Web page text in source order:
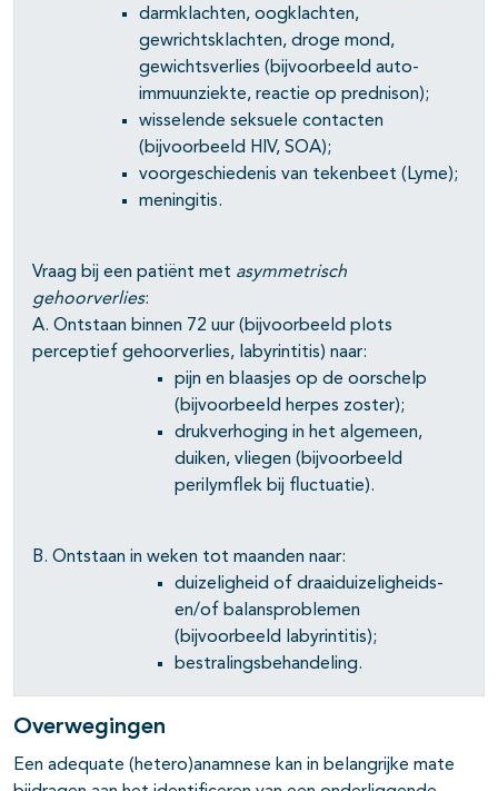
darmklachten, oogklachten,
gewrichtsklachten, droge mond,
gewichtsverlies (bijvoorbeeld auto-
immuunziekte, reactie op prednison);
wisselende seksuele contacten
(bijvoorbeeld HIV, SOA);
voorgeschiedenis van tekenbeet (Lyme);
meningitis.
Vraag bij een patiënt met asymmetrisch
gehoorverlies:
A. Ontstaan binnen 72 uur (bijvoorbeeld plots
perceptief gehoorverlies, labyrintitis) naar:
pijn en blaasjes op de oorschelp
(bijvoorbeeld herpes zoster);
drukverhoging in het algemeen,
duiken, vliegen (bijvoorbeeld
perilymflek bij fluctuatie).
B. Ontstaan in weken tot maanden naar:
duizeligheid of draaiduizeligheids-
en/of balansproblemen
(bijvoorbeeld labyrintitis);
bestralingsbehandeling.
Overwegingen
Een adequate (hetero)anamnese kan in belangrijke mate